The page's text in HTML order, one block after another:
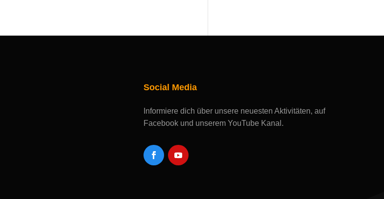
Social Media
Informiere dich über unsere neuesten Aktivitäten, auf
Facebook und unserem YouTube Kanal.